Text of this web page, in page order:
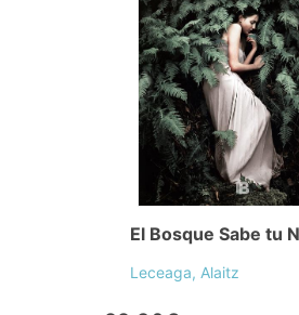
El Bosque Sabe tu
Leceaga, Alaitz